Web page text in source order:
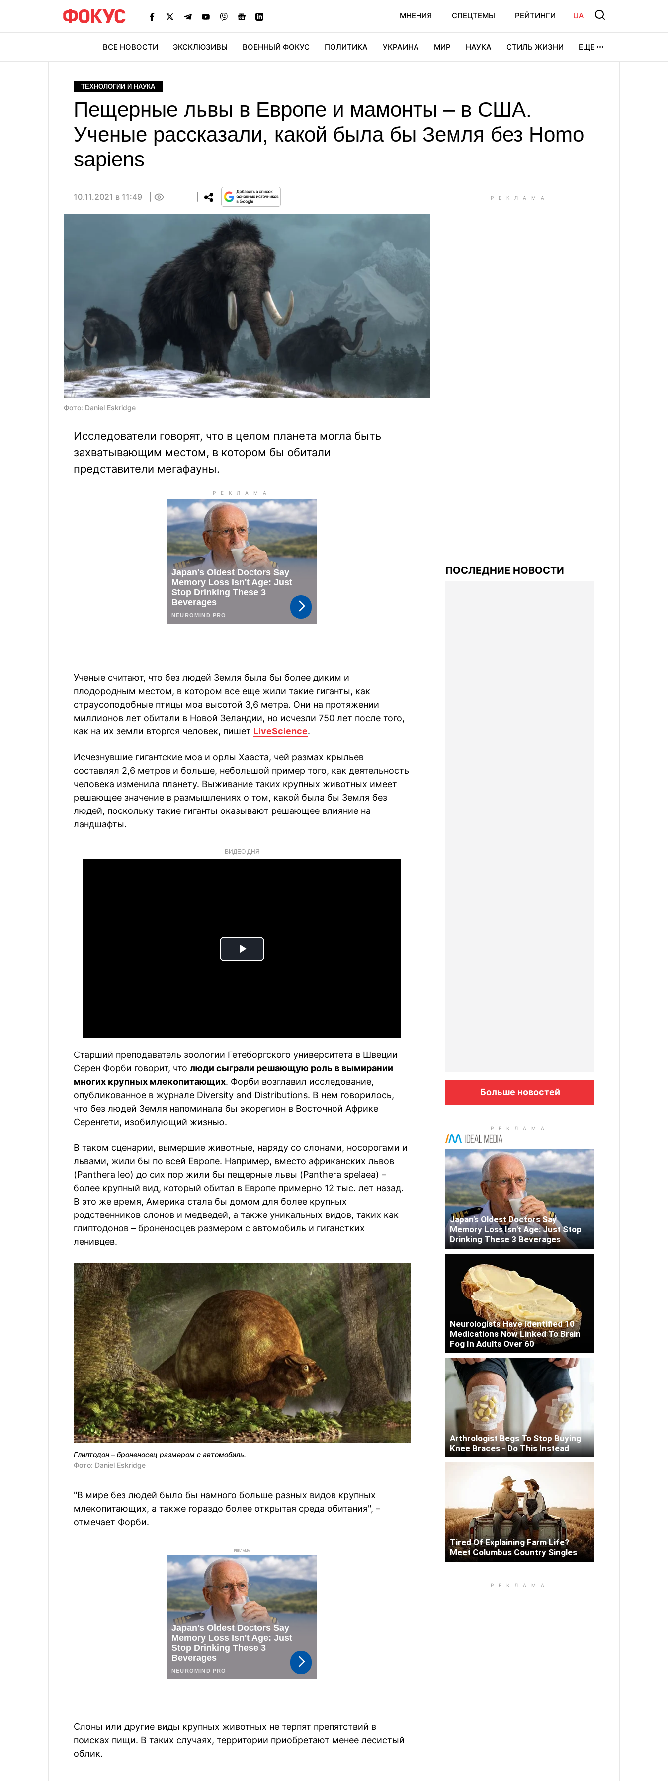
МНЕНИЯ СПЕЦТЕМЫ РЕЙТИНГИ UA
ВСЕ НОВОСТИ ЭКСКЛЮЗИВЫ ВОЕННЫЙ ФОКУС ПОЛИТИКА УКРАИНА МИР НАУКА СТИЛЬ ЖИЗНИ ЕЩЕ
ТЕХНОЛОГИИ И НАУКА
Пещерные львы в Европе и мамонты – в США.
Ученые рассказали, какой была бы Земля без Homo
sapiens
10.11.2021 в 11:49
Фото: Daniel Eskridge
Исследователи говорят, что в целом планета могла быть
захватывающим местом, в котором бы обитали
представители мегафауны.
Ученые считают, что без людей Земля была бы более диким и
плодородным местом, в котором все еще жили такие гиганты, как
страусоподобные птицы моа высотой 3,6 метра. Они на протяжении
миллионов лет обитали в Новой Зеландии, но исчезли 750 лет после того,
как на их земли вторгся человек, пишет LiveScience.
Исчезнувшие гигантские моа и орлы Хааста, чей размах крыльев
составлял 2,6 метров и больше, небольшой пример того, как деятельность
человека изменила планету. Выживание таких крупных животных имеет
решающее значение в размышлениях о том, какой была бы Земля без
людей, поскольку такие гиганты оказывают решающее влияние на
ландшафты.
ВИДЕО ДНЯ
Play
Старший преподаватель зоологии Гетеборгского университета в Швеции
Серен Форби говорит, что люди сыграли решающую роль в вымирании
многих крупных млекопитающих. Форби возглавил исследование,
опубликованное в журнале Diversity and Distributions. В нем говорилось,
что без людей Земля напоминала бы экорегион в Восточной Африке
Серенгети, изобилующий жизнью.
В таком сценарии, вымершие животные, наряду со слонами, носорогами и
львами, жили бы по всей Европе. Например, вместо африканских львов
(Panthera leo) до сих пор жили бы пещерные львы (Panthera spelaea) –
более крупный вид, который обитал в Европе примерно 12 тыс. лет назад.
В это же время, Америка стала бы домом для более крупных
родственников слонов и медведей, а также уникальных видов, таких как
глиптодонов – броненосцев размером с автомобиль и гиганстких
ленивцев.
Глиптодон – броненосец размером с автомобиль.
Фото: Daniel Eskridge
"В мире без людей было бы намного больше разных видов крупных
млекопитающих, а также гораздо более открытая среда обитания", –
отмечает Форби.
РЕКЛАМА
Слоны или другие виды крупных животных не терпят препятствий в
поисках пищи. В таких случаях, территории приобретают менее лесистый
облик.
ПОСЛЕДНИЕ НОВОСТИ
Больше новостей